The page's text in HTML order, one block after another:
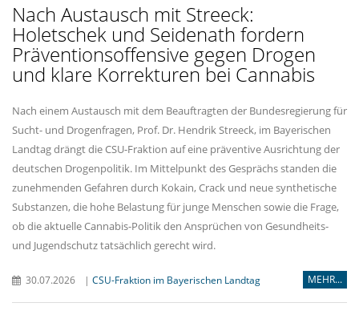
Nach Austausch mit Streeck:
Holetschek und Seidenath fordern
Präventionsoffensive gegen Drogen
und klare Korrekturen bei Cannabis
Nach einem Austausch mit dem Beauftragten der Bundesregierung für
Sucht- und Drogenfragen, Prof. Dr. Hendrik Streeck, im Bayerischen
Landtag drängt die CSU-Fraktion auf eine präventive Ausrichtung der
deutschen Drogenpolitik. Im Mittelpunkt des Gesprächs standen die
zunehmenden Gefahren durch Kokain, Crack und neue synthetische
Substanzen, die hohe Belastung für junge Menschen sowie die Frage,
ob die aktuelle Cannabis-Politik den Ansprüchen von Gesundheits-
und Jugendschutz tatsächlich gerecht wird.
30.07.2026 | CSU-Fraktion im Bayerischen Landtag MEHR...